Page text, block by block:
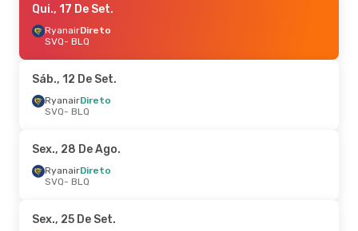
Sáb., 17 De Out.
Vueling1 Escala
SVQ- BLQ
BLQ- SVQ
Sáb., 3 De Out.
Vueling 1 Escala
BLQ- SVQ
Qui., 17 De Set.
RyanairDireto
SVQ- BLQ
Sáb., 12 De Set.
RyanairDireto
SVQ- BLQ
Sex., 28 De Ago.
RyanairDireto
SVQ- BLQ
Sex., 25 De Set.